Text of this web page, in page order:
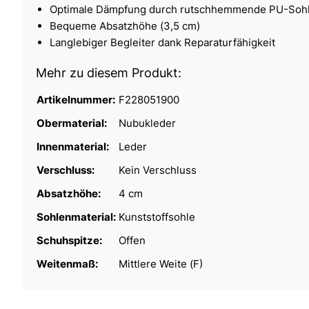
Optimale Dämpfung durch rutschhemmende PU-
Bequeme Absatzhöhe (3,5 cm)
Langlebiger Begleiter dank Reparaturfähigkeit
Mehr zu diesem Produkt:
Artikelnummer: F228051900
Obermaterial:
Nubukleder
Innenmaterial:
Leder
Verschluss:
Kein Verschluss
Absatzhöhe:
4 cm
Sohlenmaterial: Kunststoffsohle
Schuhspitze:
Offen
Weitenmaß:
Mittlere Weite (F)